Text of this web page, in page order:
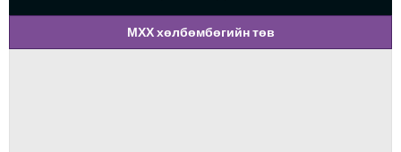
МХХ хөлбөмбөгийн төв